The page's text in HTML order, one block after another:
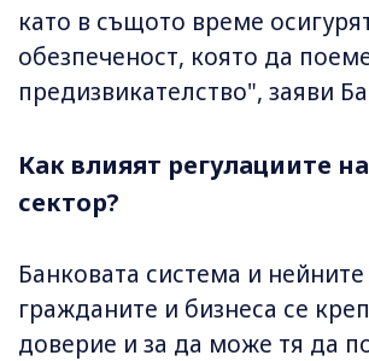
като в същото време
обезпеченост, която да
предизвикателство", заяви
Как влияят регулациите
сектор?
Банковата система и
гражданите и бизнеса се
доверие и за да може тя да